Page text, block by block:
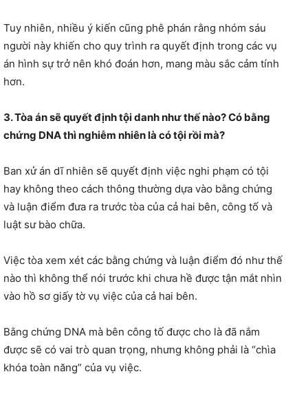
Tuy nhiên, nhiều ý kiến cũng phê phán rằng nhóm sáu
người này khiến cho quy trình ra quyết định trong các vụ
án hình sự trở nên khó đoán hơn, mang màu sắc cảm tính
hơn.
3. Tòa án sẽ quyết định tội danh như thế nào? Có bằng
chứng DNA thì nghiễm nhiên là có tội rồi mà?
Ban xử án dĩ nhiên sẽ quyết định việc nghi phạm có tội
hay không theo cách thông thường dựa vào bằng chứng
và luận điểm đưa ra trước tòa của cả hai bên, công tố và
luật sư bào chữa.
Việc tòa xem xét các bằng chứng và luận điểm đó như thế
nào thì không thể nói trước khi chưa hề được tận mắt nhìn
vào hồ sơ giấy tờ vụ việc của cả hai bên.
Bằng chứng DNA mà bên công tố được cho là đã nắm
được sẽ có vai trò quan trọng, nhưng không phải là “chìa
khóa toàn năng” của vụ việc.